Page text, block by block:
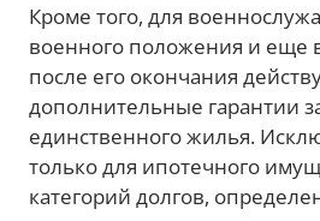
Кроме того, для
военного положения и еще
после его окончания
дополнительные гарантии
единственного жилья.
только для ипотечного
категорий долгов,